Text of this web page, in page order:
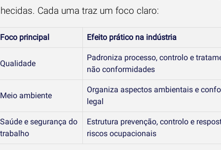
Cada uma traz um foco claro:
Foco principal Efeito prático na indústria
Qualidade
Padroniza processo, controlo e
não conformidades
Meio ambiente
Organiza aspectos ambientais e
legal
Saúde e segurança do
trabalho
Estrutura prevenção, controlo e
riscos ocupacionais